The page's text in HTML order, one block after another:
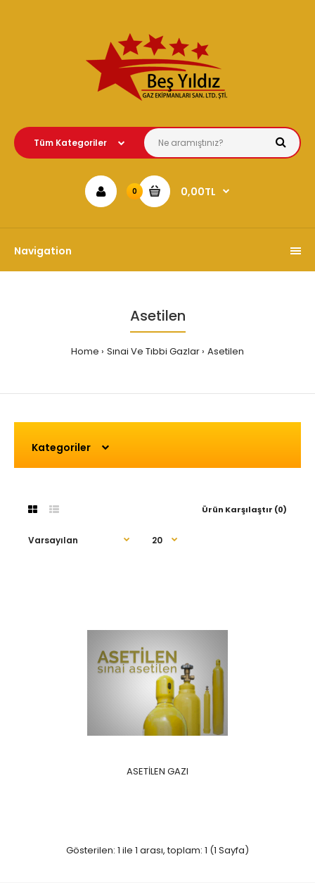
0 0,00TL
Navigation
Asetilen
Home Sınai Ve Tıbbi Gazlar Asetilen
Kategoriler
Ürün Karşılaştır (0)
ASETİLEN GAZI
Gösterilen: 1 ile 1 arası, toplam: 1 (1 Sayfa)